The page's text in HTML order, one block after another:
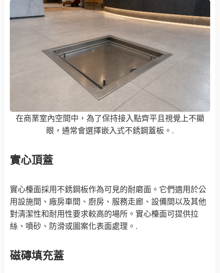
在商業室內空間中，為了保持接入點齊平且視覺上不顯
眼，通常會選擇嵌入式不銹鋼蓋板。.
實心頂蓋
實心檯面採用不銹鋼板作為可見的耐磨面。它們適用於公
用設施間、廠房車間、廚房、服務走廊、設備間以及其他
對清潔性和耐用性要求較高的場所。實心檯面可提供拉
絲、噴砂、防滑或圖案化表面處理。.
磁磚填充蓋